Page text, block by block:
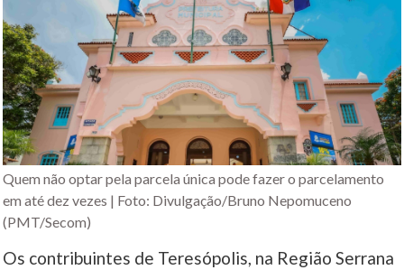
Quem não optar pela parcela única pode fazer o parcelamento
em até dez vezes | Foto: Divulgação/Bruno Nepomuceno
(PMT/Secom)
Os contribuintes de Teresópolis, na Região Serrana